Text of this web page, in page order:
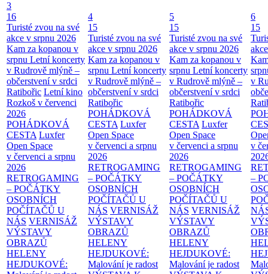
3
16
Turisté zvou na své
akce v srpnu 2026
Kam za kopanou v
srpnu Letní koncerty
v Rudrově mlýně –
občerstvení v srdci
Ratibořic Letní kino
Rozkoš v červenci
2026
POHÁDKOVÁ
CESTA Luxfer
Open Space
v červenci a srpnu
2026
RETROGAMING
– POČÁTKY
OSOBNÍCH
POČÍTAČŮ U
NÁS VERNISÁŽ
VÝSTAVY
OBRAZŮ
HELENY
HEJDUKOVÉ:
4
15
Turisté zvou na své
akce v srpnu 2026
Kam za kopanou v
srpnu Letní koncerty
v Rudrově mlýně –
občerstvení v srdci
Ratibořic
POHÁDKOVÁ
CESTA Luxfer
Open Space
v červenci a srpnu
2026
RETROGAMING
– POČÁTKY
OSOBNÍCH
POČÍTAČŮ U
NÁS VERNISÁŽ
VÝSTAVY
OBRAZŮ
HELENY
HEJDUKOVÉ:
Malování je radost
5
15
Turisté zvou na své
akce v srpnu 2026
Kam za kopanou v
srpnu Letní koncerty
v Rudrově mlýně –
občerstvení v srdci
Ratibořic
POHÁDKOVÁ
CESTA Luxfer
Open Space
v červenci a srpnu
2026
RETROGAMING
– POČÁTKY
OSOBNÍCH
POČÍTAČŮ U
NÁS VERNISÁŽ
VÝSTAVY
OBRAZŮ
HELENY
HEJDUKOVÉ:
Malování je radost
6
15
v
v
–